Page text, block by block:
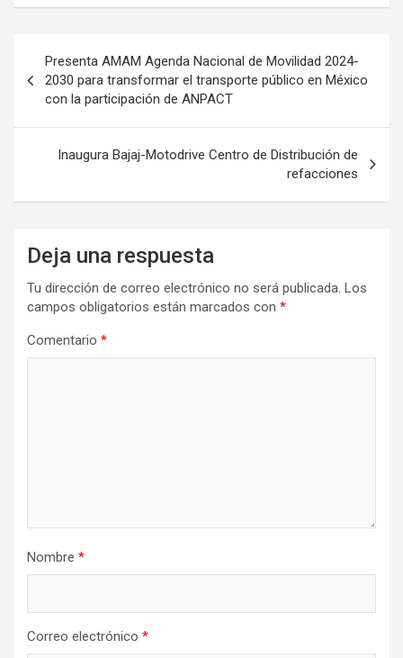
de
entradas
Presenta AMAM Agenda Nacional de Movilidad 2024-
2030 para transformar el transporte público en México
con la participación de ANPACT
Inaugura Bajaj-Motodrive Centro de Distribución de
refacciones
Deja una respuesta
Tu dirección de correo electrónico no será publicada. Los
campos obligatorios están marcados con *
Comentario *
Nombre *
Correo electrónico *